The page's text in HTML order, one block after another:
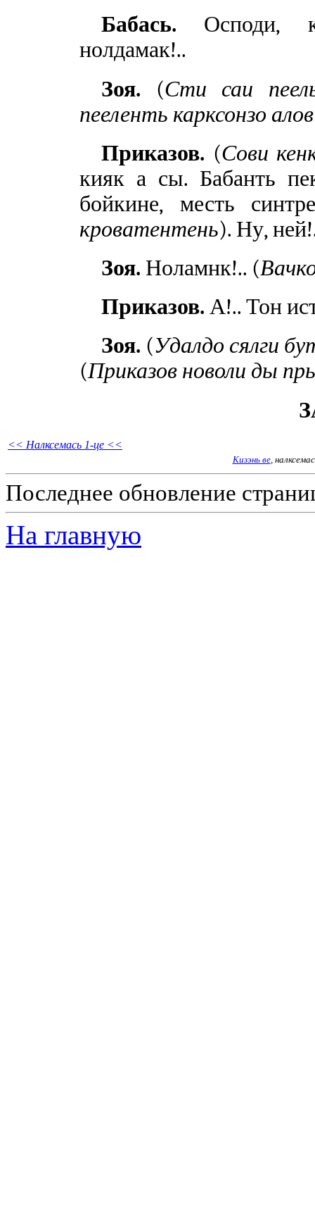
Бабась. Осподи,
нолдамак!..
Зоя. (Сти саи
пееленть карксонзо алов
Приказов. (Сови
кияк а сы. Бабанть
бойкине, месть
кроватентень). Ну,
Зоя. Ноламнк!.. (
Приказов. А!.. Тон
Зоя. (Удалдо сялги
(Приказов новоли ды
<< Налксемась 1-це <<
Кизэнь ве,
Последнее обновление
На главную